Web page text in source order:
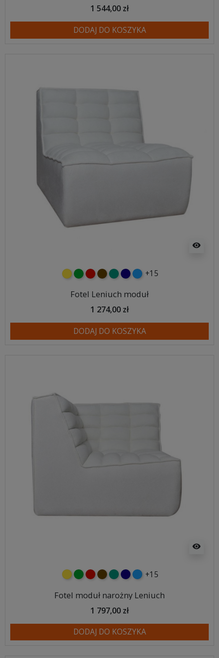
1 544,00 zł
DODAJ DO KOSZYKA
visibility
żółtyzielonyczerwony
czekoladowy
turkusowy
granatowy
niebieski
+15
Fotel Leniuch moduł
1 274,00 zł
DODAJ DO KOSZYKA
visibility
żółtyzielonyczerwony
czekoladowy
turkusowy
granatowy
niebieski
+15
Fotel moduł narożny Leniuch
1 797,00 zł
DODAJ DO KOSZYKA